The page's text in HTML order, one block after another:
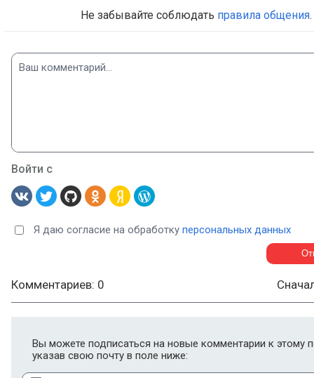
Не забывайте соблюдать правила общения.
Войти с
Я даю согласие на обработку персональных данных
Комментариев: 0
Вы можете подписаться на новые комментарии к этому
указав свою почту в поле ниже: